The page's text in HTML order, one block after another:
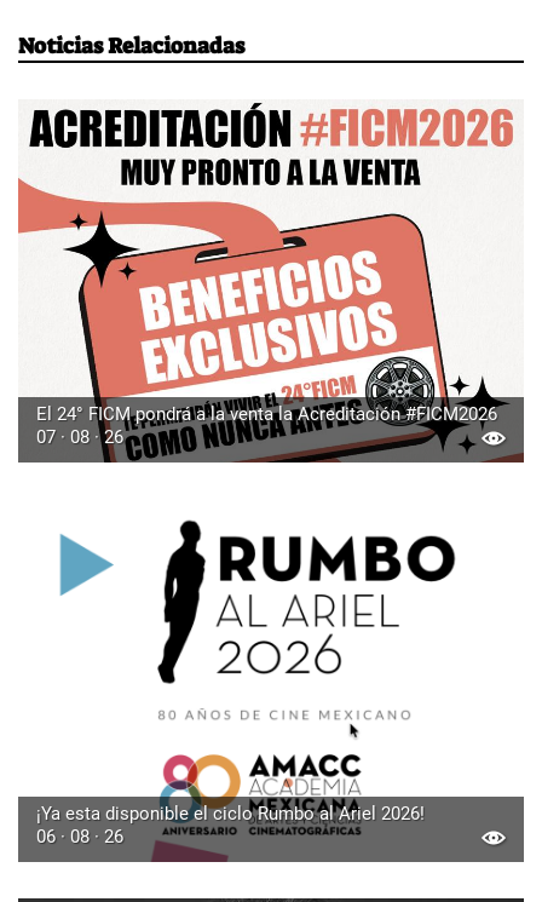
Noticias Relacionadas
El 24° FICM pondrá a la venta la Acreditación #FICM2026
07 · 08 · 26
¡Ya esta disponible el ciclo Rumbo al Ariel 2026!
06 · 08 · 26